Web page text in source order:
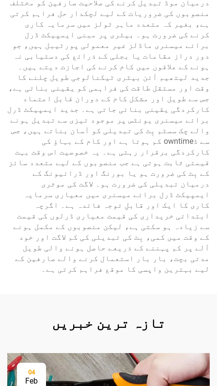
درمیان موڈ تبدیل کرنے کی صلاحیت صارفین کو مختلف
منصوبوں کی ضروریات کے لیے لچکدار حل فراہم کرتی
ہے، بغیر کہ متعدد ماہر ٹولز میں سرمایہ کاری
کرنے کی ضرورت ہو۔ بیٹری پر مبنی ایمپیکٹ ڈرل
برائے میسنری ماڈلز غیر معمولی پورٹیبل ہیں، جو
دور دراز مقامات یا بجلی کے ذرائع کی دستیابی نہ
ہونے کے علاقوں میں کام کرنے کی اجازت دیتے ہیں۔
جدید لیتھیم آئن بیٹری ٹیکنالوجی طویل چلنے کا
وقت اور مستقل طاقت کی فراہمی کو یقینی بناتی ہے،
جس سے طویل اور مشکل کام کے دوران قابل اعتماد
کارکردگی یقینی بنائی جاتی ہے۔ جدید ایمپیکٹ ڈرل
برائے میسنری یونٹس پر موجود تیزی سے تبدیل ہونے
والے چک سسٹم بِٹ کی تبدیلی کو آسان بناتے ہیں، جس
سے ڈowntime کم ہوتا ہے اور کام کے بہاؤ کی
کارکردگی برقرار رہتی ہے۔ یہ خصوصیت اس وقت بہت
قیمتی ثابت ہوتی ہے جب منصوبوں کے لیے متعدد سائز
کے بِٹ کی ضرورت ہو یا بورنگ اور ڈرائیونگ کے
درمیان تبدیلی کی ضرورت ہو۔ لاگت کی موثری
ایمپیکٹ ڈرل برائے میسنری میں معیاری سرمایہ
کاری کا ایک اور قابلِ توجہ فائدہ ہے۔ اگرچہ
ابتدائی خریداری کی قیمت معیاری ڈرلوں کی قیمت
سے زیادہ ہو سکتی ہے، لیکن منصوبوں کے مکمل ہونے
کے وقت میں کمی، بِٹ کی تبدیلی کی کم لاگت اور خود
آلے پر کم پہننے کے ذریعے حاصل ہونے والی طویل
مدتی بچت، بار بار استعمال کرنے والے صارفین کے
لیے بہترین واپسی کا موقع فراہم کرتی ہے۔
تازہ ترین خبریں
04
Feb